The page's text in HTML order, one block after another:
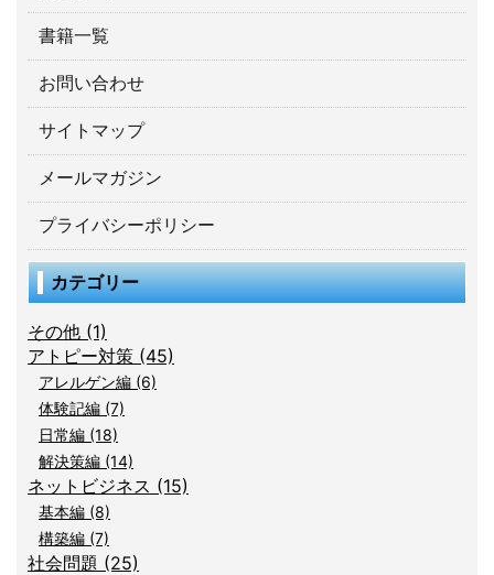
書籍一覧
お問い合わせ
サイトマップ
メールマガジン
プライバシーポリシー
カテゴリー
その他 (1)
アトピー対策 (45)
アレルゲン編 (6)
体験記編 (7)
日常編 (18)
解決策編 (14)
ネットビジネス (15)
基本編 (8)
構築編 (7)
社会問題 (25)